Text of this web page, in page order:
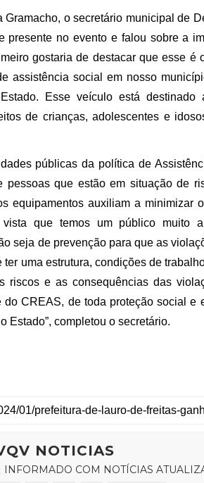
Gramacho, o secretário municipal de
presente no evento e falou sobre a
gostaria de destacar que esse é
assistência social em nosso
Esse veículo está destinado
de crianças, adolescentes e
públicas da política de
pessoas que estão em situação de
equipamentos auxiliam a minimizar
vista que temos um público muito
seja de prevenção para que as
uma estrutura, condições de
riscos e as consequências das
CREAS, de toda proteção social e
Estado”, completou o secretário.
NOTICIAS
INFORMADO COM NOTÍCIAS